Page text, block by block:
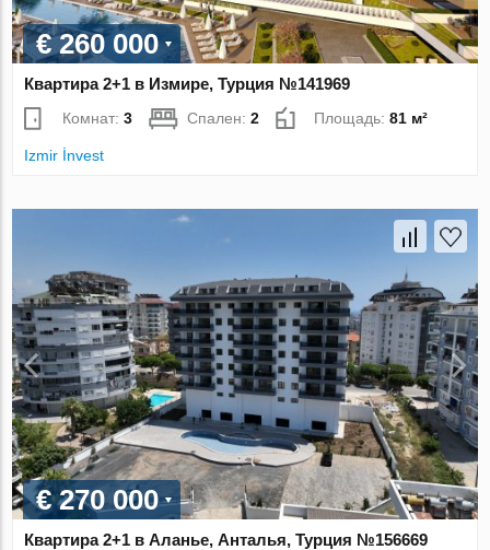
€ 260 000
Квартира 2+1 в Измире, Турция №141969
Комнат:3 Спален:2 Площадь:81 м²
Izmir İnvest
€ 270 000
Квартира 2+1 в Аланье, Анталья, Турция №156669